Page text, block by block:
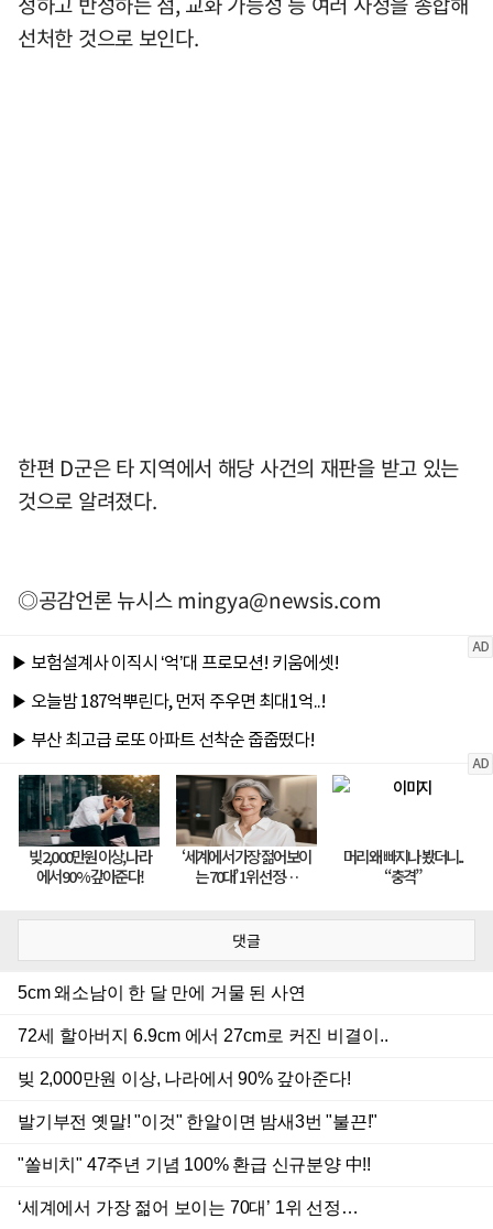
선처한 것으로 보인다.
한편 D군은 타 지역에서 해당 사건의 재판을 받고 있는
것으로 알려졌다.
◎공감언론 뉴시스mingya@newsis.com
댓글